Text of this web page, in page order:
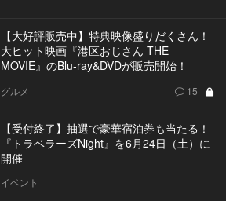
【大好評販売中】特典映像盛りだくさん！
大ヒット映画『港区おじさん THE
MOVIE』のBlu-ray&DVDが販売開始！
グルメ 15
【受付終了】抽選で豪華宿泊券も当たる！
『トラベラーズNight』を6月24日（土）に
開催
イベント